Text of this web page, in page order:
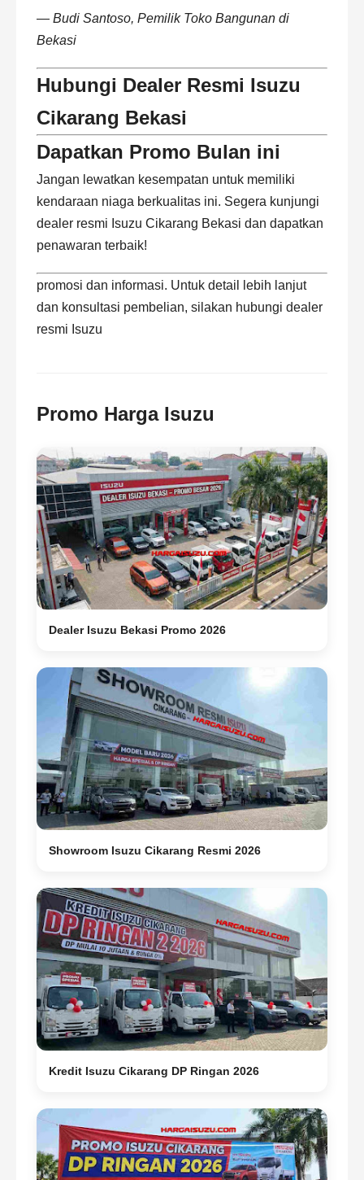
— Budi Santoso, Pemilik Toko Bangunan di
Bekasi
Hubungi Dealer Resmi Isuzu
Cikarang Bekasi
Dapatkan Promo Bulan ini
Jangan lewatkan kesempatan untuk memiliki
kendaraan niaga berkualitas ini. Segera kunjungi
dealer resmi Isuzu Cikarang Bekasi dan dapatkan
penawaran terbaik!
promosi dan informasi. Untuk detail lebih lanjut
dan konsultasi pembelian, silakan hubungi dealer
resmi Isuzu
Promo Harga Isuzu
Dealer Isuzu Bekasi Promo 2026
Showroom Isuzu Cikarang Resmi 2026
Kredit Isuzu Cikarang DP Ringan 2026